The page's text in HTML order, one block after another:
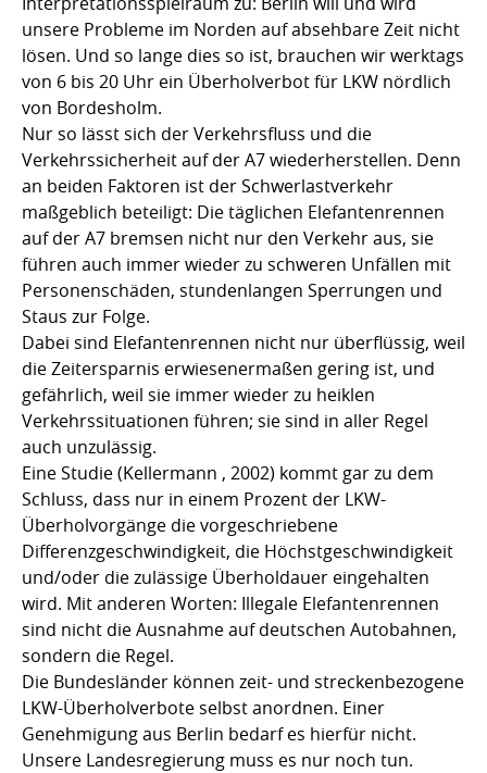
unsere Probleme im Norden auf absehbare Zeit nicht
lösen. Und so lange dies so ist, brauchen wir werktags
von 6 bis 20 Uhr ein Überholverbot für LKW nördlich
von Bordesholm.
Nur so lässt sich der Verkehrsfluss und die
Verkehrssicherheit auf der A7 wiederherstellen. Denn
an beiden Faktoren ist der Schwerlastverkehr
maßgeblich beteiligt: Die täglichen Elefantenrennen
auf der A7 bremsen nicht nur den Verkehr aus, sie
führen auch immer wieder zu schweren Unfällen mit
Personenschäden, stundenlangen Sperrungen und
Staus zur Folge.
Dabei sind Elefantenrennen nicht nur überflüssig, weil
die Zeitersparnis erwiesenermaßen gering ist, und
gefährlich, weil sie immer wieder zu heiklen
Verkehrssituationen führen; sie sind in aller Regel
auch unzulässig.
Eine Studie (Kellermann , 2002) kommt gar zu dem
Schluss, dass nur in einem Prozent der LKW-
Überholvorgänge die vorgeschriebene
Differenzgeschwindigkeit, die Höchstgeschwindigkeit
und/oder die zulässige Überholdauer eingehalten
wird. Mit anderen Worten: Illegale Elefantenrennen
sind nicht die Ausnahme auf deutschen Autobahnen,
sondern die Regel.
Die Bundesländer können zeit- und streckenbezogene
LKW-Überholverbote selbst anordnen. Einer
Genehmigung aus Berlin bedarf es hierfür nicht.
Unsere Landesregierung muss es nur noch tun.